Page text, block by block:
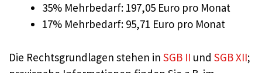
35% Mehrbedarf: 197,05 Euro pro Monat
17% Mehrbedarf: 95,71 Euro pro Monat
Die Rechtsgrundlagen stehen in SGB II und SGB XII;